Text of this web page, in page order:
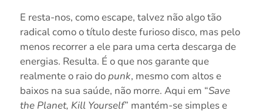
E resta-nos, como escape, talvez não algo tão
radical como o título deste furioso disco, mas pelo
menos recorrer a ele para uma certa descarga de
energias. Resulta. É o que nos garante que
realmente o raio dopunk, mesmo com altos e
baixos na sua saúde, não morre. Aqui em “Save
the Planet, Kill Yourself” mantém-se simples e